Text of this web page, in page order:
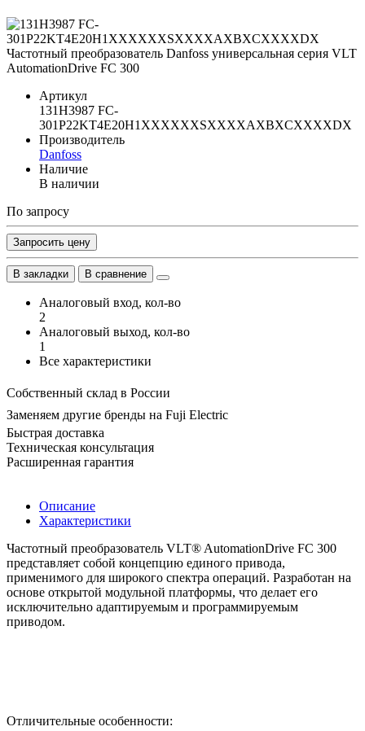
Артикул
131H3987 FC-
301P22KT4E20H1XXXXXXSXXXXAXBXCXXXXDX
Производитель
Danfoss
Наличие
В наличии
По запросу
Запросить цену
В закладки В сравнение
Аналоговый вход, кол-во
2
Аналоговый выход, кол-во
1
Все характеристики
Собственный склад в России
Заменяем другие бренды на Fuji Electric
Быстрая доставка
Техническая консультация
Расширенная гарантия
Описание
Характеристики
Частотный преобразователь VLT® AutomationDrive FC 300
представляет собой концепцию единого привода,
применимого для широкого спектра операций. Разработан на
основе открытой модульной платформы, что делает его
исключительно адаптируемым и программируемым
приводом.
Отличительные особенности: